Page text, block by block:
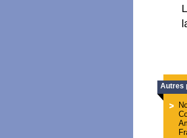
Autres